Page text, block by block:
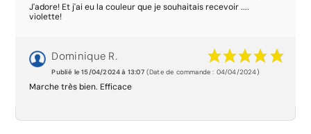
J'adore! Et j'ai eu la couleur que je souhaitais recevoir ....
violette!
Dominique R.
Publié le 15/04/2024 à 13:07(Date de commande : 04/04/2024)
Marche très bien. Efficace